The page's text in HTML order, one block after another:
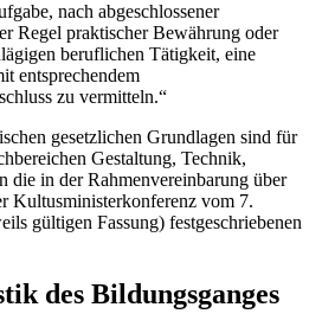
nach abgeschlossener
Regel praktischer Bewährung oder
beruflichen Tätigkeit, eine
entsprechendem
zu vermitteln.“
gesetzlichen Grundlagen sind für
Gestaltung, Technik,
die in der Rahmenvereinbarung über
Kultusministerkonferenz vom 7.
gültigen Fassung) festgeschriebenen
des Bildungsganges